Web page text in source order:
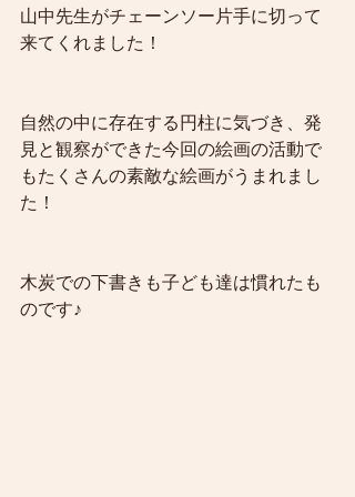
山中先生がチェーンソー片手に切って
来てくれました！
自然の中に存在する円柱に気づき、発
見と観察ができた今回の絵画の活動で
もたくさんの素敵な絵画がうまれまし
た！
木炭での下書きも子ども達は慣れたも
のです♪